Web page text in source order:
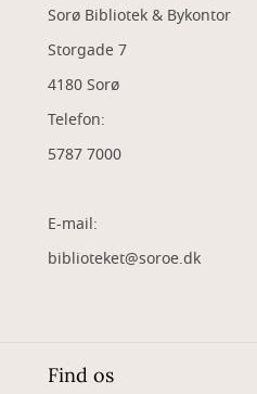
Sorø Bibliotek & Bykontor
Storgade 7
4180 Sorø
Telefon:
5787 7000
E-mail:
biblioteket@soroe.dk
Find os